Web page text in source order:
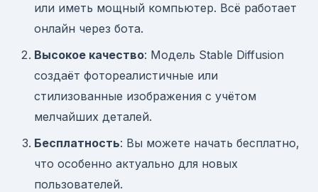
или иметь мощный компьютер. Всё работает
онлайн через бота.
Высокое качество: Модель Stable Diffusion
создаёт фотореалистичные или
стилизованные изображения с учётом
мелчайших деталей.
Бесплатность: Вы можете начать бесплатно,
что особенно актуально для новых
пользователей.